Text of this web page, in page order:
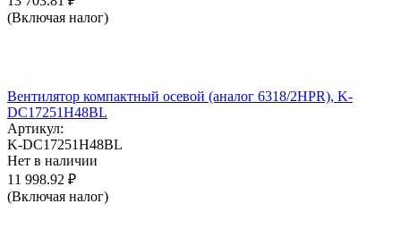
(Включая налог)
Вентилятор компактный осевой (аналог 6318/2HPR), K-
DC17251H48BL
Артикул:
K-DC17251H48BL
Нет в наличии
11 998.92 ₽
(Включая налог)